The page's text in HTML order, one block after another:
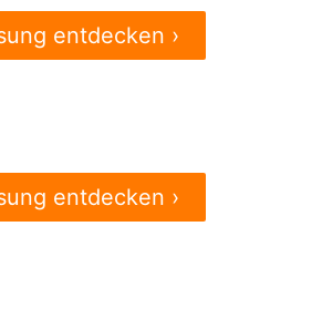
entdecken ›
entdecken ›